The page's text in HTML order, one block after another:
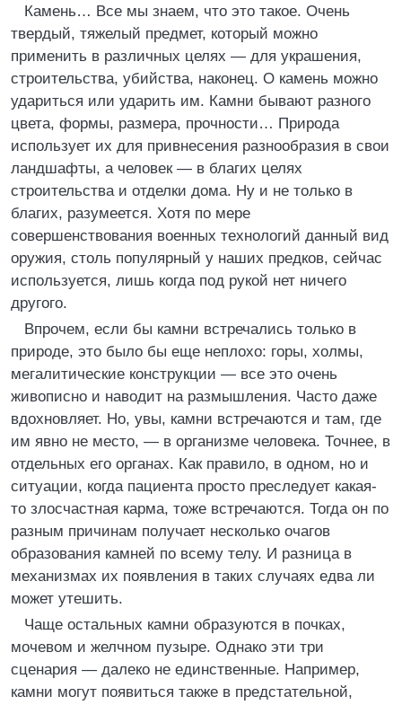
Камень… Все мы знаем, что это такое. Очень
твердый, тяжелый предмет, который можно
применить в различных целях — для украшения,
строительства, убийства, наконец. О камень можно
удариться или ударить им. Камни бывают разного
цвета, формы, размера, прочности… Природа
использует их для привнесения разнообразия в свои
ландшафты, а человек — в благих целях
строительства и отделки дома. Ну и не только в
благих, разумеется. Хотя по мере
совершенствования военных технологий данный вид
оружия, столь популярный у наших предков, сейчас
используется, лишь когда под рукой нет ничего
другого.
Впрочем, если бы камни встречались только в
природе, это было бы еще неплохо: горы, холмы,
мегалитические конструкции — все это очень
живописно и наводит на размышления. Часто даже
вдохновляет. Но, увы, камни встречаются и там, где
им явно не место, — в организме человека. Точнее, в
отдельных его органах. Как правило, в одном, но и
ситуации, когда пациента просто преследует какая-
то злосчастная карма, тоже встречаются. Тогда он по
разным причинам получает несколько очагов
образования камней по всему телу. И разница в
механизмах их появления в таких случаях едва ли
может утешить.
Чаще остальных камни образуются в почках,
мочевом и желчном пузыре. Однако эти три
сценария — далеко не единственные. Например,
камни могут появиться также в предстательной,